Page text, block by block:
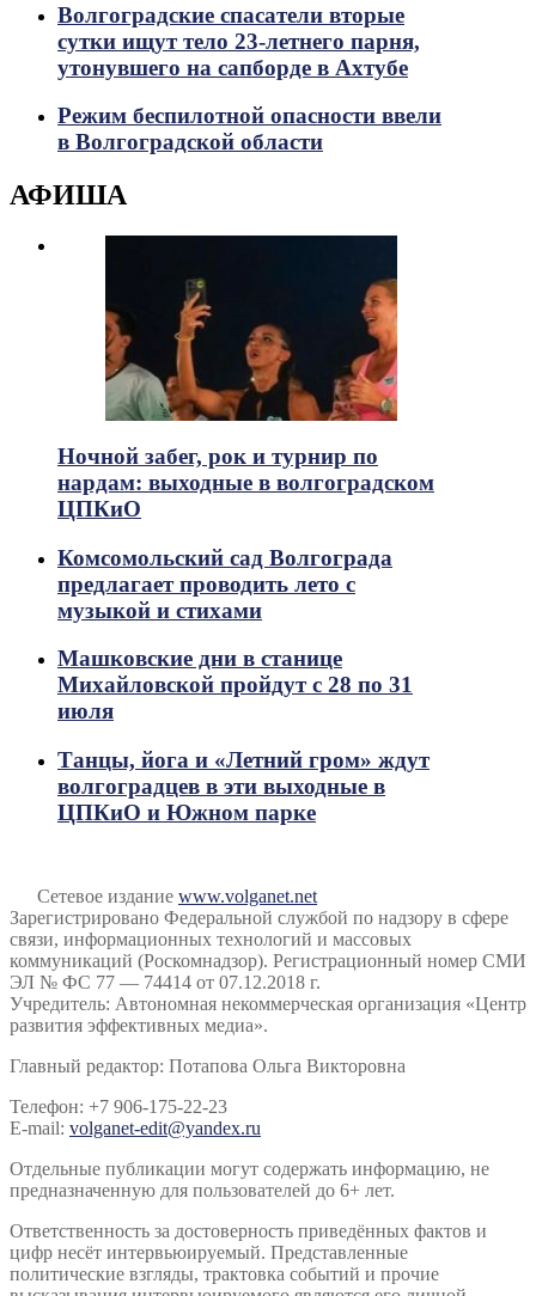
Волгоградские спасатели вторые
сутки ищут тело 23-летнего парня,
утонувшего на сапборде в Ахтубе
Режим беспилотной опасности ввели
в Волгоградской области
АФИША
Ночной забег, рок и турнир по
нардам: выходные в волгоградском
ЦПКиО
Комсомольский сад Волгограда
предлагает проводить лето с
музыкой и стихами
Машковские дни в станице
Михайловской пройдут с 28 по 31
июля
Танцы, йога и «Летний гром» ждут
волгоградцев в эти выходные в
ЦПКиО и Южном парке
Сетевое издание www.volganet.net
Зарегистрировано Федеральной службой по надзору в сфере
связи, информационных технологий и массовых
коммуникаций (Роскомнадзор). Регистрационный номер СМИ
ЭЛ № ФС 77 — 74414 от 07.12.2018 г.
Учредитель: Автономная некоммерческая организация «Центр
развития эффективных медиа».
Главный редактор: Потапова Ольга Викторовна
Телефон: +7 906-175-22-23
E-mail: volganet-edit@yandex.ru
Отдельные публикации могут содержать информацию, не
предназначенную для пользователей до 6+ лет.
Ответственность за достоверность приведённых фактов и
цифр несёт интервьюируемый. Представленные
политические взгляды, трактовка событий и прочие